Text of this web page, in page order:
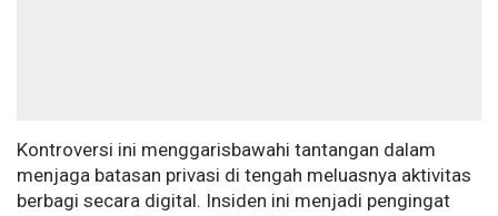
Kontroversi ini menggarisbawahi tantangan dalam
menjaga batasan privasi di tengah meluasnya aktivitas
berbagi secara digital. Insiden ini menjadi pengingat